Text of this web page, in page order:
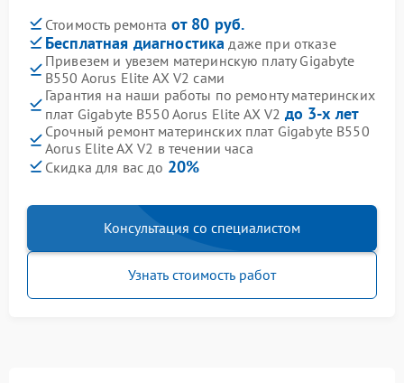
Стоимость ремонта от 80 руб.
Бесплатная диагностика даже при отказе
Привезем и увезем материнскую плату Gigabyte
B550 Aorus Elite AX V2 сами
Гарантия на наши работы по ремонту материнских
плат Gigabyte B550 Aorus Elite AX V2 до 3-х лет
Срочный ремонт материнских плат Gigabyte B550
Aorus Elite AX V2 в течении часа
Скидка для вас до 20%
Консультация со специалистом
Узнать стоимость работ